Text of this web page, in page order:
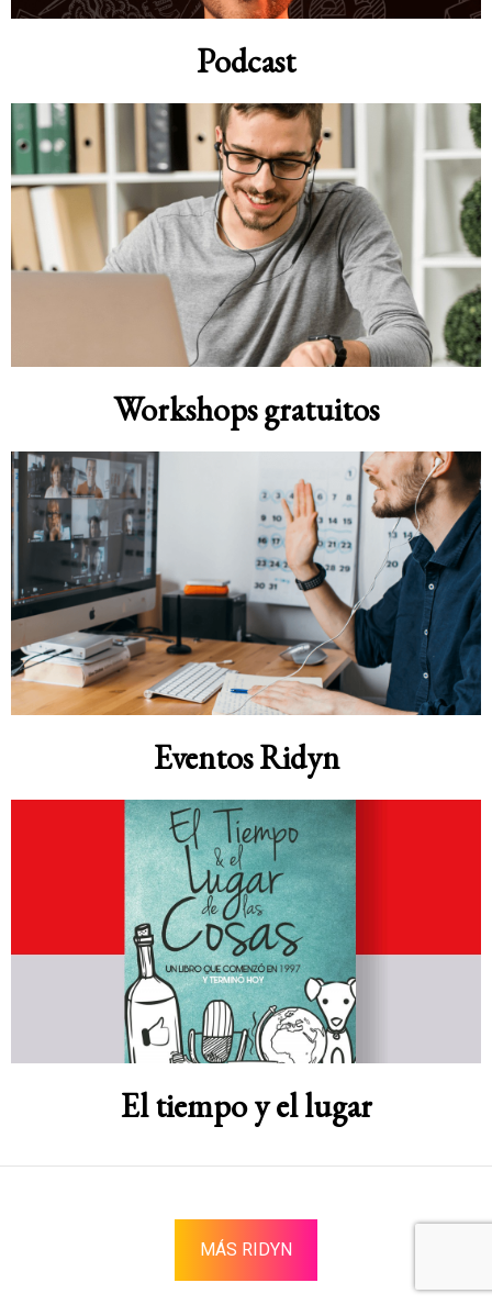
Podcast
Workshops gratuitos
Eventos Ridyn
El tiempo y el lugar
MÁS RIDYN